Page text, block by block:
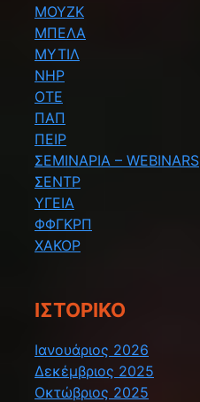
ΜΟΥΖΚ
ΜΠΕΛΑ
ΜΥΤΙΛ
ΝΗΡ
ΟΤΕ
ΠΑΠ
ΠΕΙΡ
ΣΕΜΙΝΑΡΙΑ – WEBINARS
ΣΕΝΤΡ
ΥΓΕΙΑ
ΦΦΓΚΡΠ
ΧΑΚΟΡ
ΙΣΤΟΡΙΚΌ
Ιανουάριος 2026
Δεκέμβριος 2025
Οκτώβριος 2025